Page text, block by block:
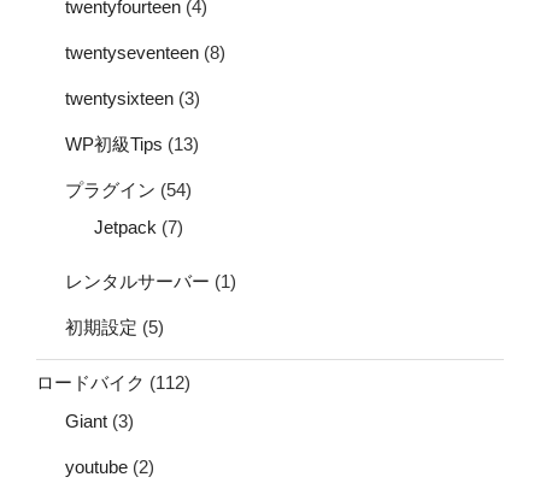
twentyfourteen (4)
twentyseventeen (8)
twentysixteen (3)
WP初級Tips (13)
プラグイン (54)
Jetpack (7)
レンタルサーバー (1)
初期設定 (5)
ロードバイク (112)
Giant (3)
youtube (2)